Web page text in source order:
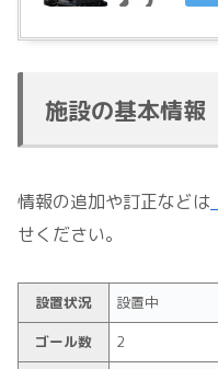
施設の基本情報
情報の追加や訂正などは
せください。
設置状況
設置中
ゴール数
2